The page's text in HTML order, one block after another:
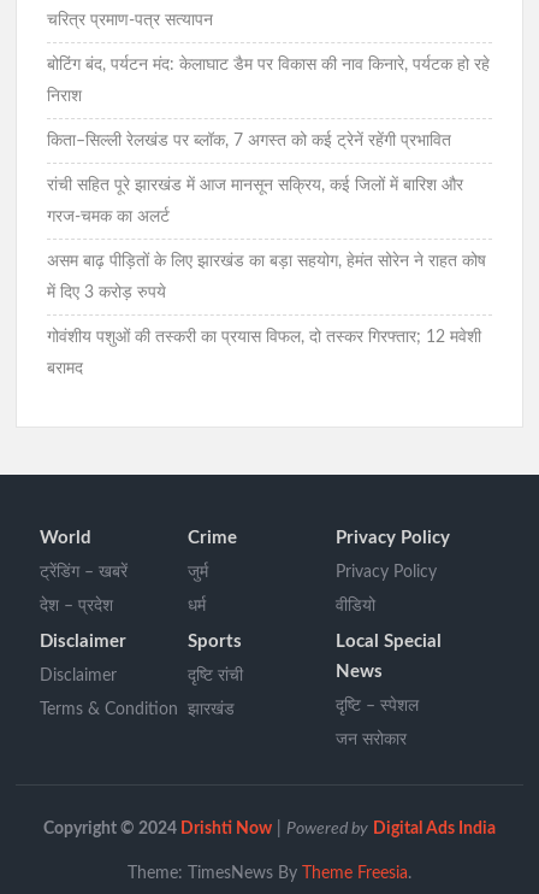
चरित्र प्रमाण-पत्र सत्यापन
बोटिंग बंद, पर्यटन मंद: केलाघाट डैम पर विकास की नाव किनारे, पर्यटक हो रहे
निराश
किता–सिल्ली रेलखंड पर ब्लॉक, 7 अगस्त को कई ट्रेनें रहेंगी प्रभावित
रांची सहित पूरे झारखंड में आज मानसून सक्रिय, कई जिलों में बारिश और
गरज-चमक का अलर्ट
असम बाढ़ पीड़ितों के लिए झारखंड का बड़ा सहयोग, हेमंत सोरेन ने राहत कोष
में दिए 3 करोड़ रुपये
गोवंशीय पशुओं की तस्करी का प्रयास विफल, दो तस्कर गिरफ्तार; 12 मवेशी
बरामद
World
ट्रेंडिंग – खबरें
देश – प्रदेश
Crime
जुर्म
धर्म
Privacy Policy
Privacy Policy
वीडियो
Disclaimer
Disclaimer
Terms & Condition
Sports
दृष्टि रांची
झारखंड
Local Special
News
दृष्टि – स्पेशल
जन सरोकार
Copyright © 2024 Drishti Now| Powered by Digital Ads India
Theme: TimesNews By Theme Freesia.